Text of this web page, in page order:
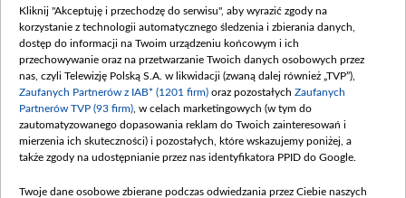
Kliknij "Akceptuję i przechodzę do serwisu", aby wyrazić zgody na
korzystanie z technologii automatycznego śledzenia i zbierania danych,
dostęp do informacji na Twoim urządzeniu końcowym i ich
przechowywanie oraz na przetwarzanie Twoich danych osobowych przez
nas, czyli Telewizję Polską S.A. w likwidacji (zwaną dalej również „TVP”),
Zaufanych Partnerów z IAB* (1201 firm) oraz pozostałych Zaufanych
Partnerów TVP (93 firm) , w celach marketingowych (w tym do
zautomatyzowanego dopasowania reklam do Twoich zainteresowań i
mierzenia ich skuteczności) i pozostałych, które wskazujemy poniżej, a
także zgody na udostępnianie przez nas identyfikatora PPID do Google.
Twoje dane osobowe zbierane podczas odwiedzania przez Ciebie naszych